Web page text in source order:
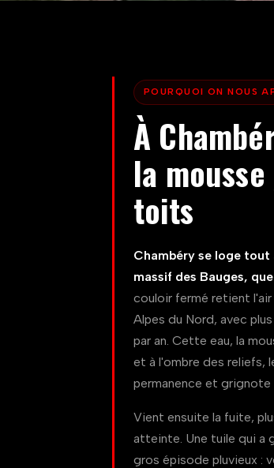
POURQUOI ON NOUS
À
la
toits
Chambéry se loge
massif des Bauges,
couloir fermé retient
Alpes du Nord, avec
par an. Cette eau, la
et à l'ombre des reliefs,
permanence et grignote
Vient ensuite la fuite,
atteinte. Une tuile qui a
gros épisode pluvieux :